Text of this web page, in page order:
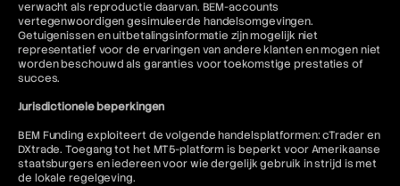
verwacht als reproductie daarvan. BEM-accounts
vertegenwoordigen gesimuleerde handelsomgevingen.
Getuigenissen en uitbetalingsinformatie zijn mogelijk niet
representatief voor de ervaringen van andere klanten en mogen niet
worden beschouwd als garanties voor toekomstige prestaties of
succes.
Jurisdictionele beperkingen
BEM Funding exploiteert de volgende handelsplatformen: cTrader en
DXtrade. Toegang tot het MT5-platform is beperkt voor Amerikaanse
staatsburgers en iedereen voor wie dergelijk gebruik in strijd is met
de lokale regelgeving.